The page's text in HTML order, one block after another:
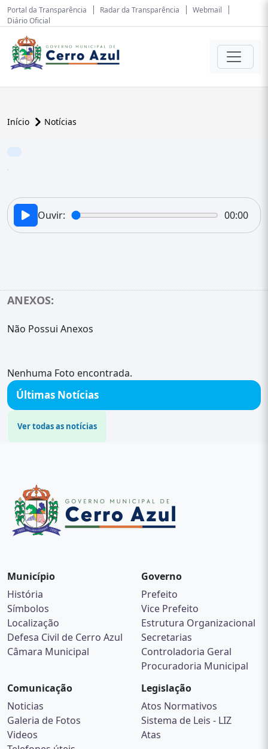
Portal da Transparência Radar da Transparência
Webmail
Diário Oficial
Início Notícias
Ouvir: 00:00
ANEXOS:
Não Possui Anexos
Nenhuma Foto encontrada.
Últimas Notícias
Ver todas as notícias
Município
História
Símbolos
Localização
Defesa Civil de Cerro Azul
Câmara Municipal
Governo
Prefeito
Vice Prefeito
Estrutura Organizacional
Secretarias
Controladoria Geral
Procuradoria Municipal
Comunicação
Noticias
Galeria de Fotos
Videos
Legislação
Atos Normativos
Sistema de Leis - LIZ
Atas